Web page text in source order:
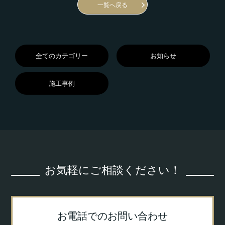
一覧へ戻る
全てのカテゴリー お知らせ
施工事例
お気軽にご相談ください！
お電話でのお問い合わせ